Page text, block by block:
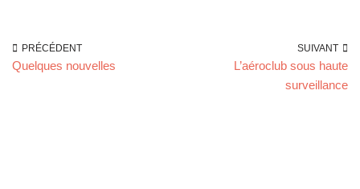
PRÉCÉDENT
Quelques nouvelles
SUIVANT
L’aéroclub sous haute
surveillance